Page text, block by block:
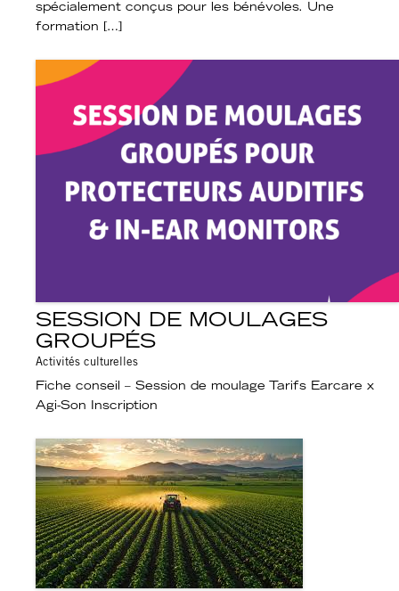
spécialement conçus pour les bénévoles. Une
formation […]
SESSION DE MOULAGES
GROUPÉS
Activités culturelles
Fiche conseil – Session de moulage Tarifs Earcare x
Agi-Son Inscription